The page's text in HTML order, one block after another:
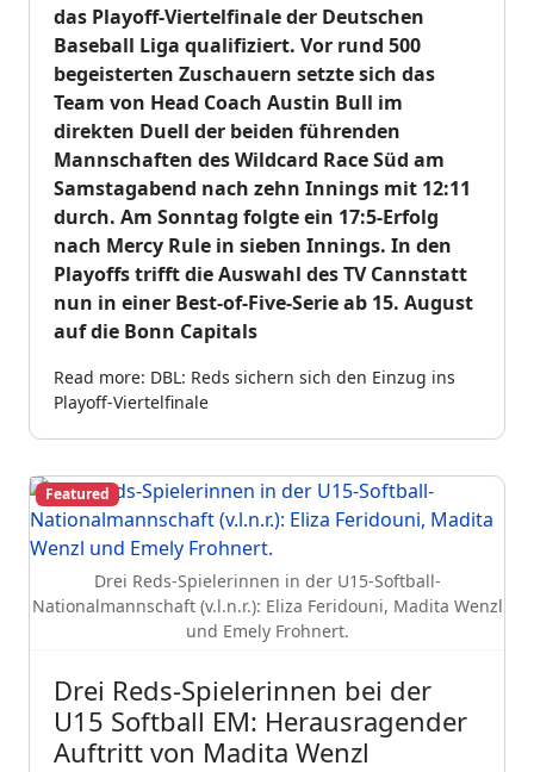
das Playoff-Viertelfinale der Deutschen
Baseball Liga qualifiziert. Vor rund 500
begeisterten Zuschauern setzte sich das
Team von Head Coach Austin Bull im
direkten Duell der beiden führenden
Mannschaften des Wildcard Race Süd am
Samstagabend nach zehn Innings mit 12:11
durch. Am Sonntag folgte ein 17:5-Erfolg
nach Mercy Rule in sieben Innings. In den
Playoffs trifft die Auswahl des TV Cannstatt
nun in einer Best-of-Five-Serie ab 15. August
auf die Bonn Capitals
Read more: DBL: Reds sichern sich den Einzug ins
Playoff-Viertelfinale
Drei Reds-Spielerinnen in der U15-Softball-
Nationalmannschaft (v.l.n.r.): Eliza Feridouni, Madita Wenzl
und Emely Frohnert.
Featured
Drei Reds-Spielerinnen bei der
U15 Softball EM: Herausragender
Auftritt von Madita Wenzl